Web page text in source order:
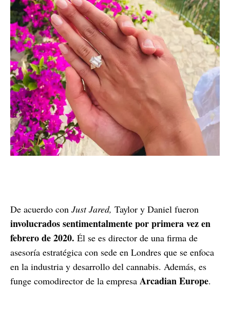
De acuerdo con Just Jared, Taylor y Daniel fueron
involucrados sentimentalmente por primera vez en
febrero de 2020. Él se es director de una firma de
asesoría estratégica con sede en Londres que se enfoca
en la industria y desarrollo del cannabis. Además, es
funge comodirector de la empresa Arcadian Europe.